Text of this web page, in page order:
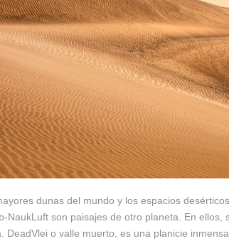
dunas del mundo y los espacios
NaukLuft son paisajes de otro planeta. En
DeadVlei o valle muerto, es una planicie